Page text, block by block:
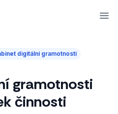
digitální gramotnosti
gramotnosti
činnosti